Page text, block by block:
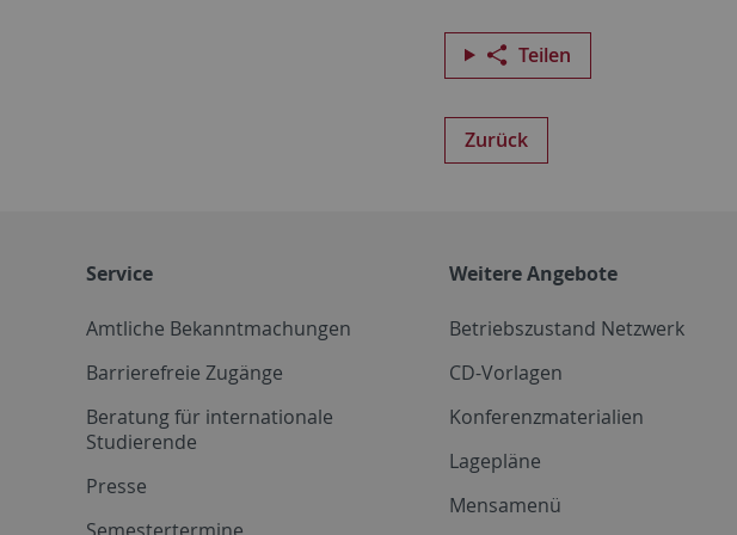
Teilen
Zurück
Service
Amtliche Bekanntmachungen
Barrierefreie Zugänge
Beratung für internationale
Studierende
Presse
Semestertermine
Weitere Angebote
Betriebszustand Netzwerk
CD-Vorlagen
Konferenzmaterialien
Lagepläne
Mensamenü